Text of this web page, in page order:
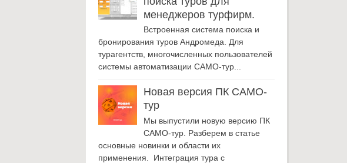
менеджеров турфирм.
Встроенная система поиска и
бронирования туров Андромеда. Для
турагентств, многочисленных пользователей
системы автоматизации САМО-тур...
Новая версия ПК САМО-
тур
Мы выпустили новую версию ПК
САМО-тур. Разберем в статье
основные новинки и области их
применения. Интеграция тура с